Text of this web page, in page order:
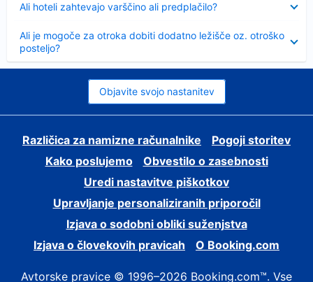
Ali hoteli zahtevajo varščino ali predplačilo?
Ali je mogoče za otroka dobiti dodatno ležišče oz. otroško
posteljo?
Objavite svojo nastanitev
Različica za namizne računalnike
Pogoji storitev
Kako poslujemo
Obvestilo o zasebnosti
Uredi nastavitve piškotkov
Upravljanje personaliziranih priporočil
Izjava o sodobni obliki suženjstva
Izjava o človekovih pravicah
O Booking.com
Avtorske pravice © 1996–2026 Booking.com™. Vse